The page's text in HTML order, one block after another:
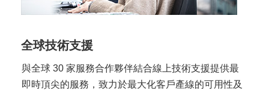
全球技術支援
與全球 30 家服務合作夥伴結合線上技術支援提供最
即時頂尖的服務，致力於最大化客戶產線的可用性及